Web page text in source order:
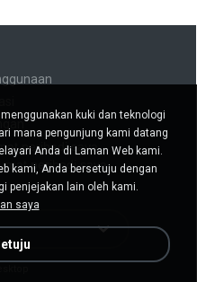
peribadi saya
peribadi saya
kuki dan teknologi
mana pengunjung kami datang
Anda di Laman Web kami.
kami, Anda bersetuju dengan
penjejakan lain oleh kami.
saya